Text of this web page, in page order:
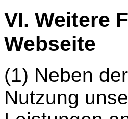
VI. Weitere
Webseite
(1) Neben
Nutzung